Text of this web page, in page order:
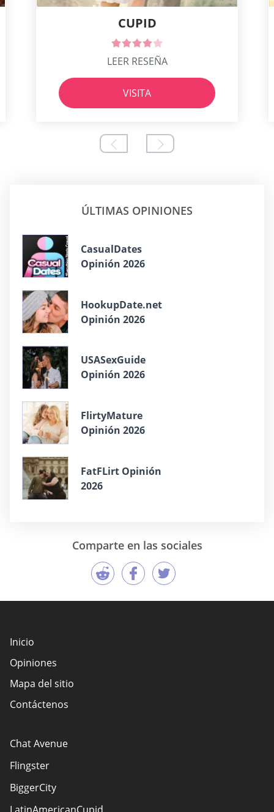
CUPID
LEER RESEÑA
VISITA
ÚLTIMAS OPINIONES
CasualDates
Opinión 2026
HookupDate.net
Opinión 2026
USASexGuide
Opinión 2026
FlirtyMature
Opinión 2026
FatFLirt Opinión
2026
Comparte en las sociales
Inicio
Opiniones
Mapa del sitio
Contáctenos
Chat Avenue
Flingster
BiggerCity